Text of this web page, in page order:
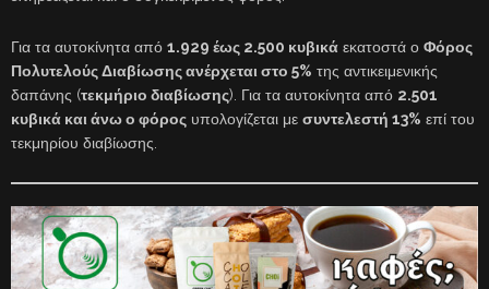
Για τα αυτοκίνητα από 1.929 έως 2.500 κυβικά εκατοστά ο Φόρος
Πολυτελούς Διαβίωσης ανέρχεται στο 5% της αντικειμενικής
δαπάνης (τεκμήριο διαβίωσης). Για τα αυτοκίνητα από 2.501
κυβικά και άνω ο φόρος υπολογίζεται με συντελεστή 13% επί του
τεκμηρίου διαβίωσης.